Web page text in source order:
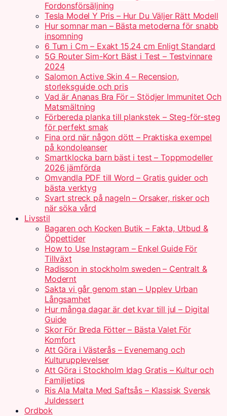
Fordonsförsäljning
Tesla Model Y Pris – Hur Du Väljer Rätt Modell
Hur somnar man – Bästa metoderna för snabb
insomning
6 Tum i Cm – Exakt 15,24 cm Enligt Standard
5G Router Sim-Kort Bäst i Test – Testvinnare
2024
Salomon Active Skin 4 – Recension,
storleksguide och pris
Vad är Ananas Bra För – Stödjer Immunitet Och
Matsmältning
Förbereda planka till plankstek – Steg-för-steg
för perfekt smak
Fina ord när någon dött – Praktiska exempel
på kondoleanser
Smartklocka barn bäst i test – Toppmodeller
2026 jämförda
Omvandla PDF till Word – Gratis guider och
bästa verktyg
Svart streck på nageln – Orsaker, risker och
när söka vård
Livsstil
Bagaren och Kocken Butik – Fakta, Utbud &
Öppettider
How to Use Instagram – Enkel Guide För
Tillväxt
Radisson in stockholm sweden – Centralt &
Modernt
Sakta vi går genom stan – Upplev Urban
Långsamhet
Hur många dagar är det kvar till jul – Digital
Guide
Skor För Breda Fötter – Bästa Valet För
Komfort
Att Göra i Västerås – Evenemang och
Kulturupplevelser
Att Göra i Stockholm Idag Gratis – Kultur och
Familjetips
Ris Ala Malta Med Saftsås – Klassisk Svensk
Juldessert
Ordbok